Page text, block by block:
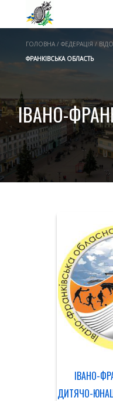
ГОЛОВНА / ФЕДЕРАЦІЯ /
ФРАНКІВСЬКА ОБЛАСТЬ
ІВАНО-
ІВАНО-
ДИТЯЧО-